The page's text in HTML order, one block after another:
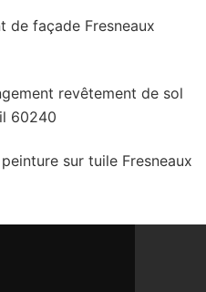
de façade Fresneaux
revêtement de sol
60240
sur tuile Fresneaux